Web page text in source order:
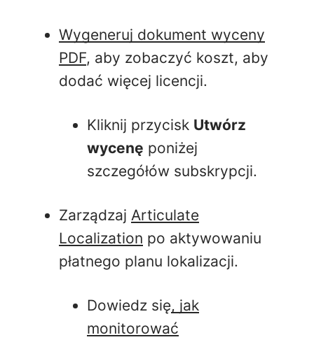
Wygeneruj dokument wyceny
PDF, aby zobaczyć koszt, aby
dodać więcej licencji.
Kliknij przycisk Utwórz
wycenę poniżej
szczegółów subskrypcji.
Zarządzaj Articulate
Localization po aktywowaniu
płatnego planu lokalizacji.
Dowiedz się, jak
monitorować